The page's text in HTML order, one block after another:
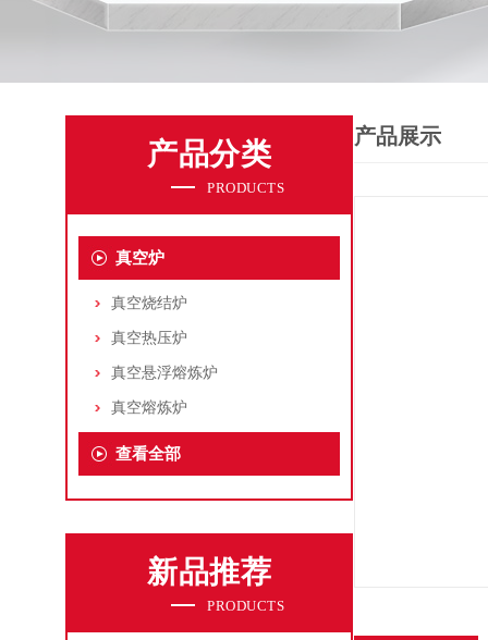
产品分类
PRODUCTS
真空炉
真空烧结炉
真空热压炉
真空悬浮熔炼炉
真空熔炼炉
查看全部
新品推荐
PRODUCTS
产品展示